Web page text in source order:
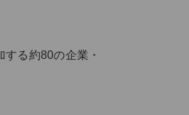
る約80の企業・